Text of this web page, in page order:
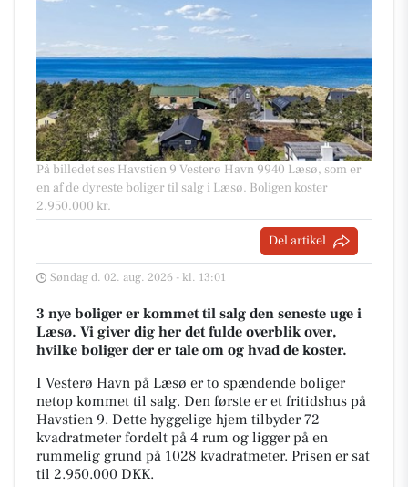
På billedet ses Havstien 9 Vesterø Havn 9940 Læsø, som er
en af de dyreste boliger til salg i Læsø. Boligen koster
2.950.000 kr.
Del artikel
Søndag d. 02. aug. 2026 - kl. 13:01
3 nye boliger er kommet til salg den seneste uge i
Læsø. Vi giver dig her det fulde overblik over,
hvilke boliger der er tale om og hvad de koster.
I Vesterø Havn på Læsø er to spændende boliger
netop kommet til salg. Den første er et fritidshus på
Havstien 9. Dette hyggelige hjem tilbyder 72
kvadratmeter fordelt på 4 rum og ligger på en
rummelig grund på 1028 kvadratmeter. Prisen er sat
til 2.950.000 DKK.